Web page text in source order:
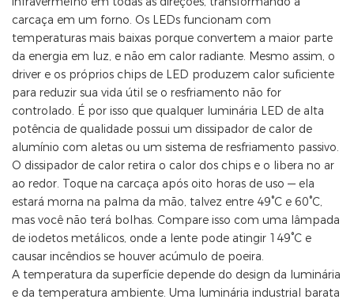
carcaça em um forno. Os LEDs funcionam com
temperaturas mais baixas porque convertem a maior parte
da energia em luz, e não em calor radiante. Mesmo assim, o
driver e os próprios chips de LED produzem calor suficiente
para reduzir sua vida útil se o resfriamento não for
controlado. É por isso que qualquer luminária LED de alta
potência de qualidade possui um dissipador de calor de
alumínio com aletas ou um sistema de resfriamento passivo.
O dissipador de calor retira o calor dos chips e o libera no ar
ao redor. Toque na carcaça após oito horas de uso — ela
estará morna na palma da mão, talvez entre 49°C e 60°C,
mas você não terá bolhas. Compare isso com uma lâmpada
de iodetos metálicos, onde a lente pode atingir 149°C e
causar incêndios se houver acúmulo de poeira.
A temperatura da superfície depende do design da luminária
e da temperatura ambiente. Uma luminária industrial barata